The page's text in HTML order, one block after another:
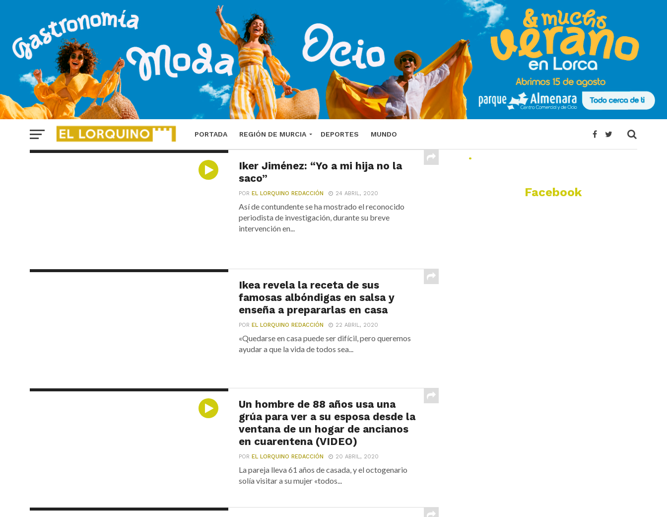
PORTADA REGIÓN DE MURCIA DEPORTES MUNDO
Iker Jiménez: “Yo a mi hija no la
saco”
POREL LORQUINO REDACCIÓN 24 ABRIL, 2020
Así de contundente se ha mostrado el reconocido
periodista de investigación, durante su breve
intervención en...
Ikea revela la receta de sus
famosas albóndigas en salsa y
enseña a prepararlas en casa
POREL LORQUINO REDACCIÓN 22 ABRIL, 2020
«Quedarse en casa puede ser difícil, pero queremos
ayudar a que la vida de todos sea...
Un hombre de 88 años usa una
grúa para ver a su esposa desde la
ventana de un hogar de ancianos
en cuarentena (VIDEO)
POREL LORQUINO REDACCIÓN 20 ABRIL, 2020
La pareja lleva 61 años de casada, y el octogenario
solía visitar a su mujer «todos...
.
Facebook